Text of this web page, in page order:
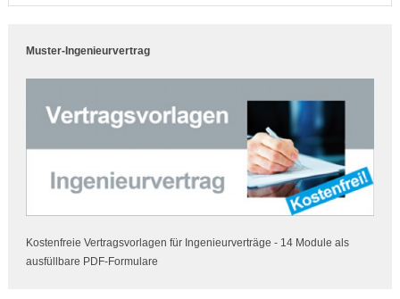
Muster-Ingenieurvertrag
Kostenfreie Vertragsvorlagen für Ingenieurverträge - 14 Module als
ausfüllbare PDF-Formulare